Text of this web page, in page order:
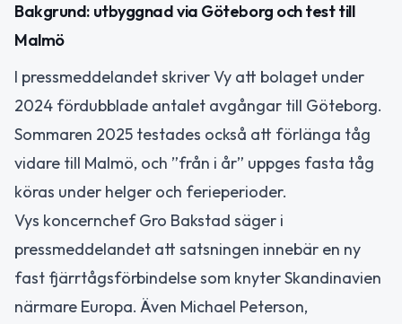
Bakgrund: utbyggnad via Göteborg och test till
Malmö
I pressmeddelandet skriver Vy att bolaget under
2024 fördubblade antalet avgångar till Göteborg.
Sommaren 2025 testades också att förlänga tåg
vidare till Malmö, och ”från i år” uppges fasta tåg
köras under helger och ferieperioder.
Vys koncernchef Gro Bakstad säger i
pressmeddelandet att satsningen innebär en ny
fast fjärrtågsförbindelse som knyter Skandinavien
närmare Europa. Även Michael Peterson,